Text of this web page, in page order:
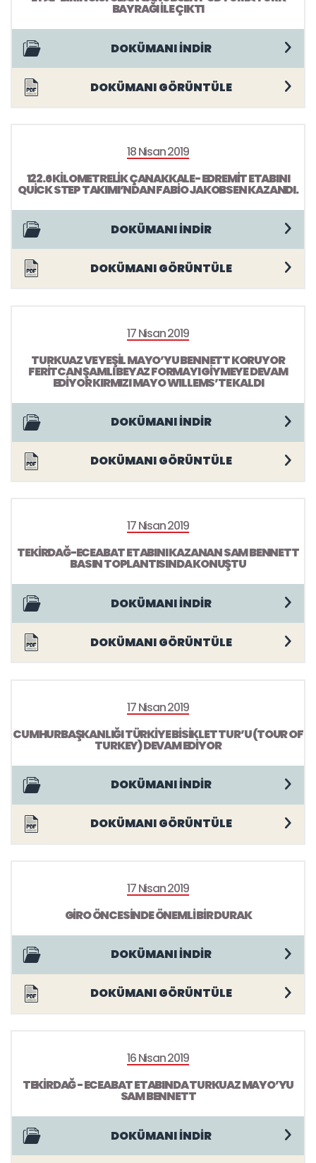
BAYRAĞI İLE ÇIKTI
DOKÜMANI İNDİR
DOKÜMANI GÖRÜNTÜLE
18 Nisan 2019
122.6 KİLOMETRELİK ÇANAKKALE- EDREMİT ETABINI
QUİCK STEP TAKIMI’NDAN FABİO JAKOBSEN KAZANDI.
DOKÜMANI İNDİR
DOKÜMANI GÖRÜNTÜLE
17 Nisan 2019
TURKUAZ VE YEŞİL MAYO’YU BENNETT KORUYOR
FERİTCAN ŞAMLI BEYAZ FORMAYI GİYMEYE DEVAM
EDİYOR KIRMIZI MAYO WILLEMS’TE KALDI
DOKÜMANI İNDİR
DOKÜMANI GÖRÜNTÜLE
17 Nisan 2019
TEKİRDAĞ-ECEABAT ETABINI KAZANAN SAM BENNETT
BASIN TOPLANTISINDA KONUŞTU
DOKÜMANI İNDİR
DOKÜMANI GÖRÜNTÜLE
17 Nisan 2019
CUMHURBAŞKANLIĞI TÜRKİYE BİSİKLET TUR’U (TOUR OF
TURKEY) DEVAM EDİYOR
DOKÜMANI İNDİR
DOKÜMANI GÖRÜNTÜLE
17 Nisan 2019
GİRO ÖNCESİNDE ÖNEMLİ BİR DURAK
DOKÜMANI İNDİR
DOKÜMANI GÖRÜNTÜLE
16 Nisan 2019
TEKİRDAĞ - ECEABAT ETABINDA TURKUAZ MAYO’YU
SAM BENNETT
DOKÜMANI İNDİR